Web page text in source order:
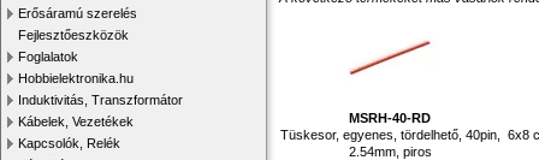
Erősáramú szerelés
Fejlesztőeszközök
Foglalatok
Hobbielektronika.hu
Induktivitás, Transzformátor
Kábelek, Vezetékek
Kapcsolók, Relék
MSRH-40-RD
Tüskesor, egyenes, tördelhető, 40pin,
2.54mm, piros
6x8